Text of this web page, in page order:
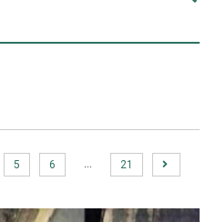
5 6 21